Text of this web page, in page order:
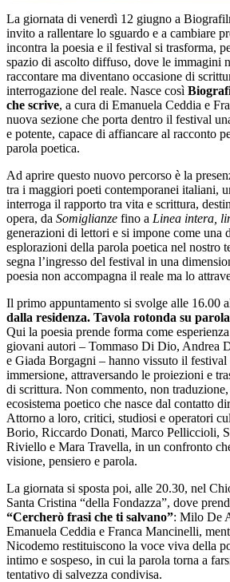
La giornata di venerdì 12 giugno a
invito a rallentare lo sguardo e a cambiare
incontra la poesia e il festival si trasforma,
spazio di ascolto diffuso, dove le immagini
raccontare ma diventano occasione di
interrogazione del reale. Nasce così
che scrive, a cura di Emanuela Ceddia e
nuova sezione che porta dentro il festival
e potente, capace di affiancare al racconto
parola poetica.
Ad aprire questo nuovo percorso è la
tra i maggiori poeti contemporanei italiani,
interroga il rapporto tra vita e scrittura,
opera, da Somiglianze fino a Linea intera,
generazioni di lettori e si impone come una
esplorazioni della parola poetica nel nostro
segna l’ingresso del festival in una
poesia non accompagna il reale ma lo
Il primo appuntamento si svolge alle 16.00
dalla residenza. Tavola rotonda su
Qui la poesia prende forma come
giovani autori – Tommaso Di Dio, Andrea
e Giada Borgagni – hanno vissuto il festival
immersione, attraversando le proiezioni e
di scrittura. Non commento, non
ecosistema poetico che nasce dal contatto
Attorno a loro, critici, studiosi e operatori
Borio, Riccardo Donati, Marco Pelliccioli,
Riviello e Mara Travella, in un confronto
visione, pensiero e parola.
La giornata si sposta poi, alle 20.30, nel
Santa Cristina “della Fondazza”, dove
“Cercherò frasi che ti salvano”: Milo De
Emanuela Ceddia e Franca Mancinelli,
Nicodemo restituiscono la voce viva della
intimo e sospeso, in cui la parola torna a
tentativo di salvezza condivisa.